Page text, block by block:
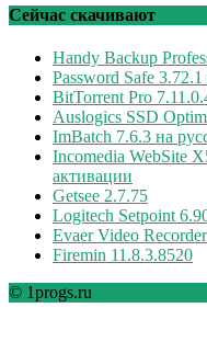
рубрикам
Сейчас скачивают
Handy Backup
Password Safe
BitTorrent Pro
Auslogics SSD
ImBatch 7.6.3 на
Incomedia WebSite
активации
Getsee 2.7.75
Logitech Setpoint
Evaer Video
Firemin 11.8.3.8520
© 1progs.ru